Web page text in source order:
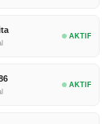
AKTIF
AKTIF